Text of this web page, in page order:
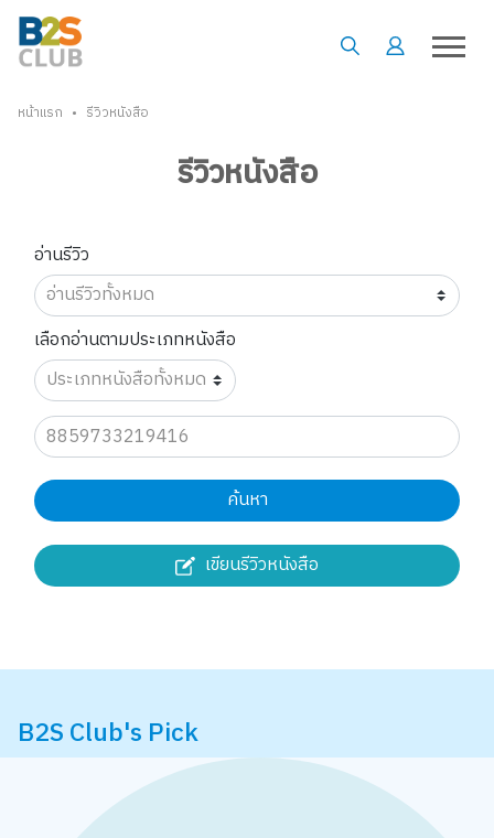
หน้าแรก • รีวิวหนังสือ
รีวิวหนังสือ
อ่านรีวิว
เลือกอ่านตามประเภทหนังสือ
ค้นหา
เขียนรีวิวหนังสือ
B2S Club's Pick